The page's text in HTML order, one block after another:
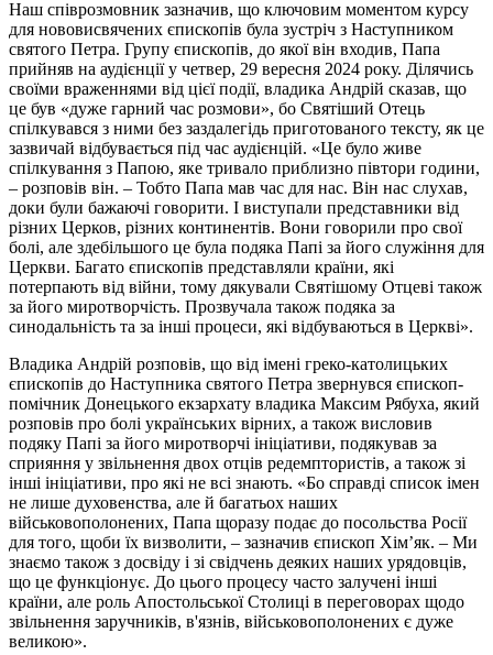
Наш співрозмовник зазначив, що ключовим моментом курсу
для нововисвячених єпископів була зустріч з Наступником
святого Петра. Групу єпископів, до якої він входив, Папа
прийняв на аудієнції у четвер, 29 вересня 2024 року. Ділячись
своїми враженнями від цієї події, владика Андрій сказав, що
це був «дуже гарний час розмови», бо Святіший Отець
спілкувався з ними без заздалегідь приготованого тексту, як це
зазвичай відбувається під час аудієнцій. «Це було живе
спілкування з Папою, яке тривало приблизно півтори години,
– розповів він. – Тобто Папа мав час для нас. Він нас слухав,
доки були бажаючі говорити. І виступали представники від
різних Церков, різних континентів. Вони говорили про свої
болі, але здебільшого це була подяка Папі за його служіння для
Церкви. Багато єпископів представляли країни, які
потерпають від війни, тому дякували Святішому Отцеві також
за його миротворчість. Прозвучала також подяка за
синодальність та за інші процеси, які відбуваються в Церкві».
Владика Андрій розповів, що від імені греко-католицьких
єпископів до Наступника святого Петра звернувся єпископ-
помічник Донецького екзархату владика Максим Рябуха, який
розповів про болі українських вірних, а також висловив
подяку Папі за його миротворчі ініціативи, подякував за
сприяння у звільнення двох отців редемптористів, а також зі
інші ініціативи, про які не всі знають. «Бо справді список імен
не лише духовенства, але й багатьох наших
військовополонених, Папа щоразу подає до посольства Росії
для того, щоби їх визволити, – зазначив єпископ Хімʼяк. – Ми
знаємо також з досвіду і зі свідчень деяких наших урядовців,
що це функціонує. До цього процесу часто залучені інші
країни, але роль Апостольської Столиці в переговорах щодо
звільнення заручників, в'язнів, військовополонених є дуже
великою».